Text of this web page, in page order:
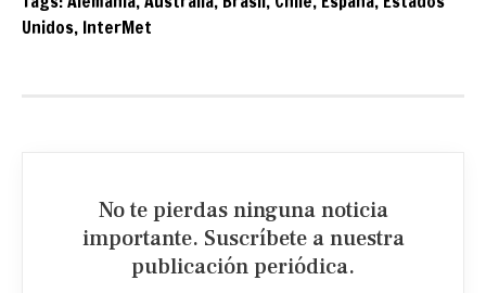
Unidos, InterMet
No te pierdas ninguna noticia
importante. Suscríbete a nuestra
publicación periódica.​